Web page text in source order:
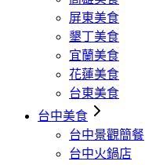
屏東美食
墾丁美食
宜蘭美食
花蓮美食
台東美食
台中美食
台中景觀簡餐
台中火鍋店